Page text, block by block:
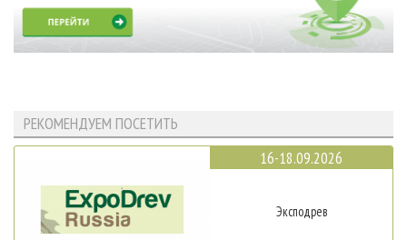
РЕКОМЕНДУЕМ ПОСЕТИТЬ
16-18.09.2026
Эксподрев